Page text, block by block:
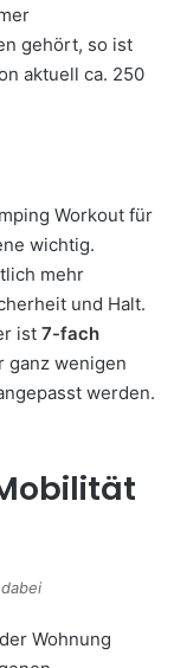
gehört, so ist
aktuell ca. 250
Workout für
wichtig.
mehr
und Halt.
ist 7-fach
ganz wenigen
werden.
Wohnung